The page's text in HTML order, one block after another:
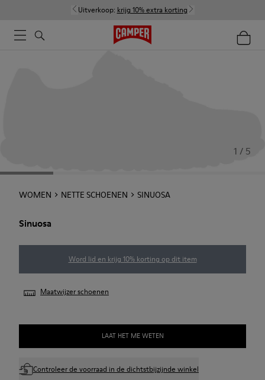
Uitverkoop: krijg 10% extra korting
1 / 5
WOMEN NETTE SCHOENEN SINUOSA
Sinuosa
Word lid en krijg 10% korting op dit item
Maatwijzer schoenen
LAAT HET ME WETEN
Controleer de voorraad in de dichtstbijzijnde winkel